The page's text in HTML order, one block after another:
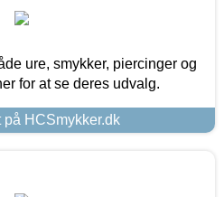
ure, smykker, piercinger og
for at se deres udvalg.
på HCSmykker.dk